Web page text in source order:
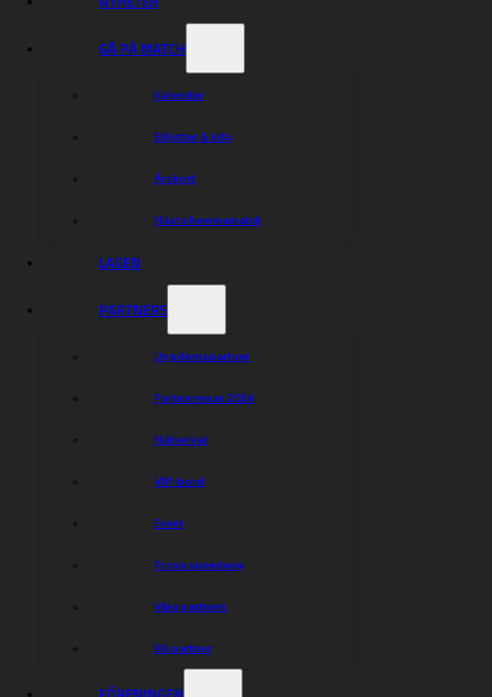
GÅ PÅ MATCH
Kalender
Biljetter & info
Årskort
Nästa hemmamatch
LAGEN
PARTNERS
Ungdomspartner
Partnerresan 2026
Nätverket
VIP-bord
Event
Prova speedway
Våra partners
Bli partner